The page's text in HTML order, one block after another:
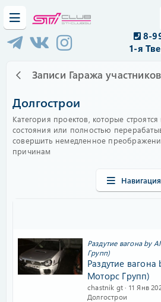
8-
1-я
Записи Гаража
Долгострои
Категория проектов, которые
состояния или полностью
совершить немедленное
причинам
Навигация
Раздутие вагона by
Групп)
Раздутие
Моторс Групп)
chastnik gt 11 Янв
Долгострои